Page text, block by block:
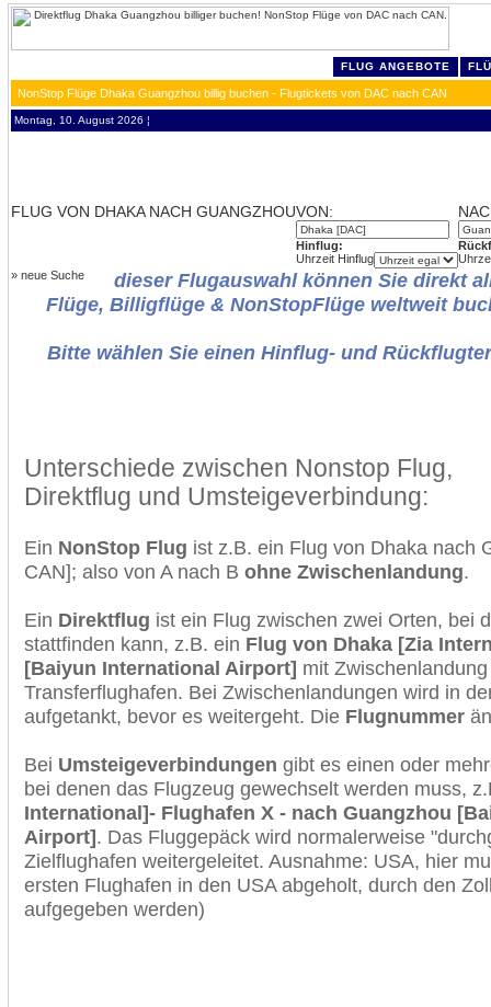
FLUG ANGEBOTE
NonStop Flüge Dhaka Guangzhou billig buchen - Flugtickets von DAC nach CAN
Montag, 10. August 2026 ¦
FLUG VON DHAKA NACH GUANGZHOUVON:
Hinflug:
Uhrzeit Hinflug
» neue Suche
dieser Flugauswahl können Sie direkt
Flüge, Billigflüge & NonStopFlüge weltweit
Bitte wählen Sie einen Hinflug- und
Unterschiede zwischen Nonstop Flug,
Direktflug und Umsteigeverbindung:
Ein NonStop Flug ist z.B. ein Flug von Dhaka nach
CAN]; also von A nach B ohne Zwischenlandung.
Ein Direktflug ist ein Flug zwischen zwei Orten, bei
stattfinden kann, z.B. ein Flug von Dhaka [Zia
[Baiyun International Airport] mit
Transferflughafen. Bei Zwischenlandungen wird in
aufgetankt, bevor es weitergeht. Die Flugnummer
Bei Umsteigeverbindungen gibt es einen oder
bei denen das Flugzeug gewechselt werden muss,
International]- Flughafen X - nach Guangzhou
Airport]. Das Fluggepäck wird normalerweise
Zielflughafen weitergeleitet. Ausnahme: USA, hier
ersten Flughafen in den USA abgeholt, durch den
aufgegeben werden)